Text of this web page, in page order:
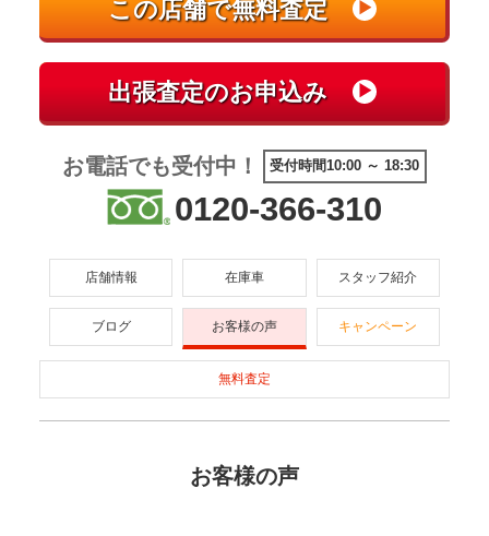
お電話でも受付中！ 受付時間10:00 ～ 18:30
0120-366-310
店舗情報 在庫車 スタッフ紹介
ブログ お客様の声 キャンペーン
無料査定
お客様の声